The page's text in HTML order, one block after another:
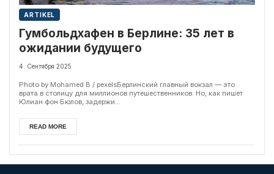
ARTIKEL
Гумбольдхафен в Берлине: 35 лет в
ожидании будущего
4. Сентября 2025
Photo by Mohamed B / pexelsБерлинский главный вокзал — это
врата в столицу для миллионов путешественников. Но, как пишет
Юлиан фон Бюлов, задержи...
READ MORE